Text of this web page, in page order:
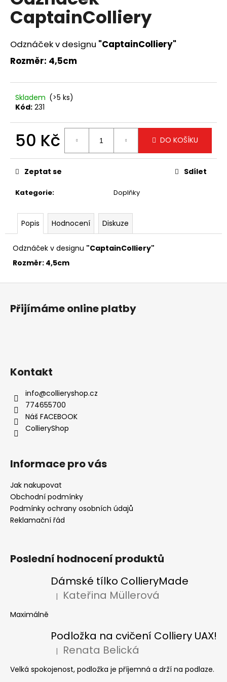
0,0
z
hvězdiček.
CaptainColliery
Odznáček v designu "CaptainColliery"
Rozměr: 4,5cm
Skladem (>5 ks)
Kód: 231
50 Kč
cena:
DO KOŠÍKU
Kategorie: Doplňky
Zeptat se Sdílet
Popis Hodnocení Diskuze
Odznáček v designu "CaptainColliery"
Rozměr: 4,5cm
a
j
í
t
?
D
o
o
j
e
e
Z
Přijímáme online platby
Kontakt
info@collieryshop.cz
774655700
Náš FACEBOOK
CollieryShop
Informace pro vás
Jak nakupovat
Obchodní podmínky
Podmínky ochrany osobních údajů
Reklamační řád
Poslední hodnocení produktů
Dámské tílko CollieryMade
Hodnocení produktu je 5 z 5 hvězdiček.
| Kateřina Müllerová
Maximálně
Podložka na cvičení Colliery UAX!
Hodnocení produktu je 5 z 5 hvězdiček.
| Renata Belická
Velká spokojenost, podložka je příjemná a drží na podlaze.